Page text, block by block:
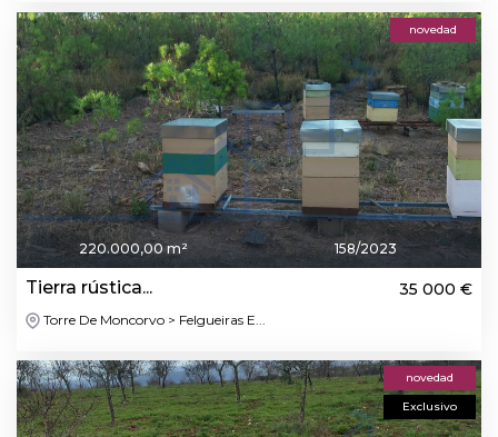
novedad
220.000,00 m² 158/2023
Tierra rústica... 35 000 €
Torre De Moncorvo > Felgueiras E...
novedad
Exclusivo